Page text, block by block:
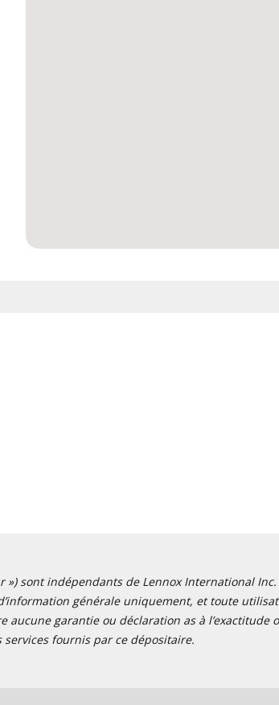
sont indépendants de Lennox International
générale uniquement, et toute
aucune garantie ou déclaration as à
fournis par ce dépositaire.